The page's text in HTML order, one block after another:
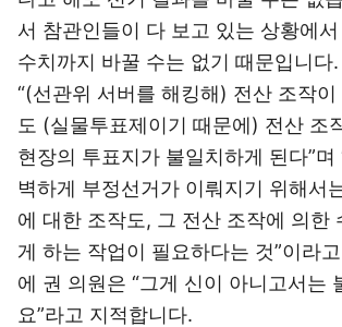
서 참관인들이 다 보고 있는 상황에
수치까지 바꿀 수는 없기 때문입니다
“(선관위 서버를 해킹해) 전산 조작
도 (실물투표제이기 때문에) 전산 조
현장의 투표지가 불일치하게 된다”며
벽하게 부정선거가 이뤄지기 위해서
에 대한 조작도, 그 전산 조작에 의한
게 하는 작업이 필요하다는 것”이라
에 권 의원은 “그게 신이 아니고서는
요”라고 지적합니다.